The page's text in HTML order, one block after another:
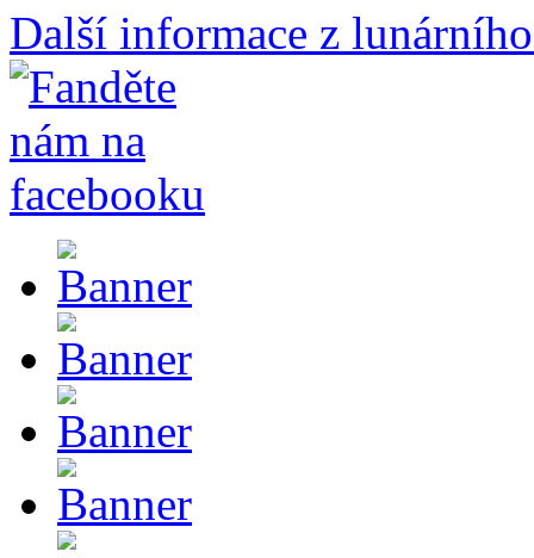
Další informace z